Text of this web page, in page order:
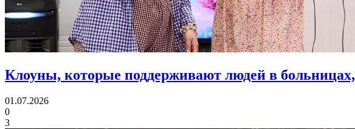
Клоуны, которые поддерживают людей в больницах,
01.07.2026
0
3